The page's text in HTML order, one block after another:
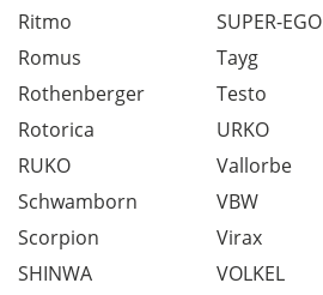
Ritmo
Romus
Rothenberger
Rotorica
RUKO
Schwamborn
Scorpion
SHINWA
SUPER-EGO
Tayg
Testo
URKO
Vallorbe
VBW
Virax
VOLKEL